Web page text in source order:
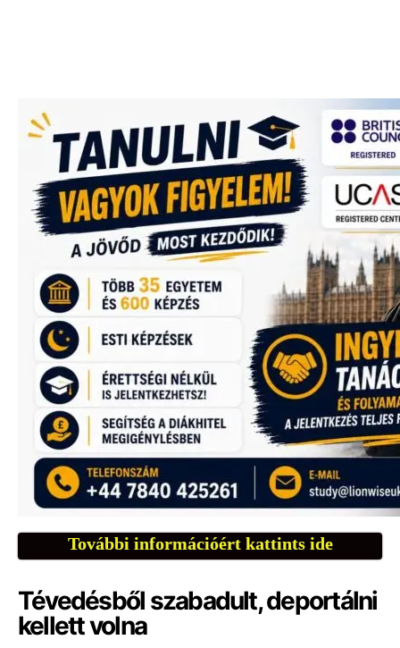
További információért kattints ide
Tévedésből szabadult, deportálni
kellett volna